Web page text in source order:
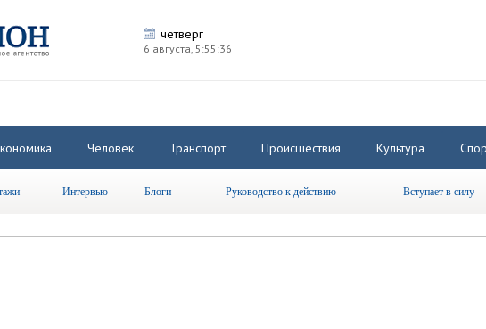
четверг
6 августа, 5:55:36
Человек Транспорт Происшествия Культура
Интервью Блоги Руководство к действию Вступает в силу